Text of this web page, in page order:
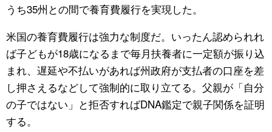
うち35州との間で養育費履行を実現した。
米国の養育費履行は強力な制度だ。いったん認められれ
ば子どもが18歳になるまで毎月扶養者に一定額が振り込
まれ、遅延や不払いがあれば州政府が支払者の口座を差
し押さえるなどして強制的に取り立てる。父親が「自分
の子ではない」と拒否すればDNA鑑定で親子関係を証明
する。